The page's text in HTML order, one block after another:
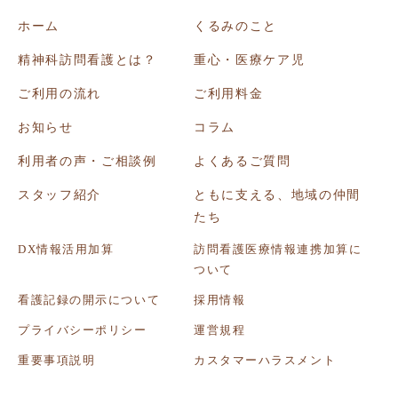
ホーム くるみのこと
精神科訪問看護とは？ 重心・医療ケア児
ご利用の流れ ご利用料金
お知らせ コラム
利用者の声・ご相談例 よくあるご質問
スタッフ紹介
ともに支える、地域の仲間
たち
DX情報活用加算
訪問看護医療情報連携加算に
ついて
看護記録の開示について 採用情報
プライバシーポリシー 運営規程
重要事項説明 カスタマーハラスメント